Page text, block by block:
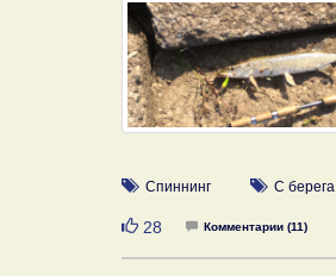
Спиннинг С берега
Нравится
28 Комментарии (11)